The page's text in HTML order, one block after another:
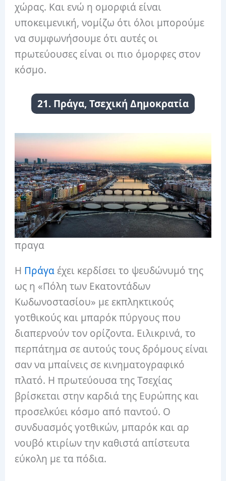
χώρας. Και ενώ η ομορφιά είναι
υποκειμενική, νομίζω ότι όλοι μπορούμε
να συμφωνήσουμε ότι αυτές οι
πρωτεύουσες είναι οι πιο όμορφες στον
κόσμο.
21. Πράγα, Τσεχική Δημοκρατία
πραγα
Η Πράγα έχει κερδίσει το ψευδώνυμό της
ως η «Πόλη των Εκατοντάδων
Κωδωνοστασίου» με εκπληκτικούς
γοτθικούς και μπαρόκ πύργους που
διαπερνούν τον ορίζοντα. Ειλικρινά, το
περπάτημα σε αυτούς τους δρόμους είναι
σαν να μπαίνεις σε κινηματογραφικό
πλατό. Η πρωτεύουσα της Τσεχίας
βρίσκεται στην καρδιά της Ευρώπης και
προσελκύει κόσμο από παντού. Ο
συνδυασμός γοτθικών, μπαρόκ και αρ
νουβό κτιρίων την καθιστά απίστευτα
εύκολη με τα πόδια.